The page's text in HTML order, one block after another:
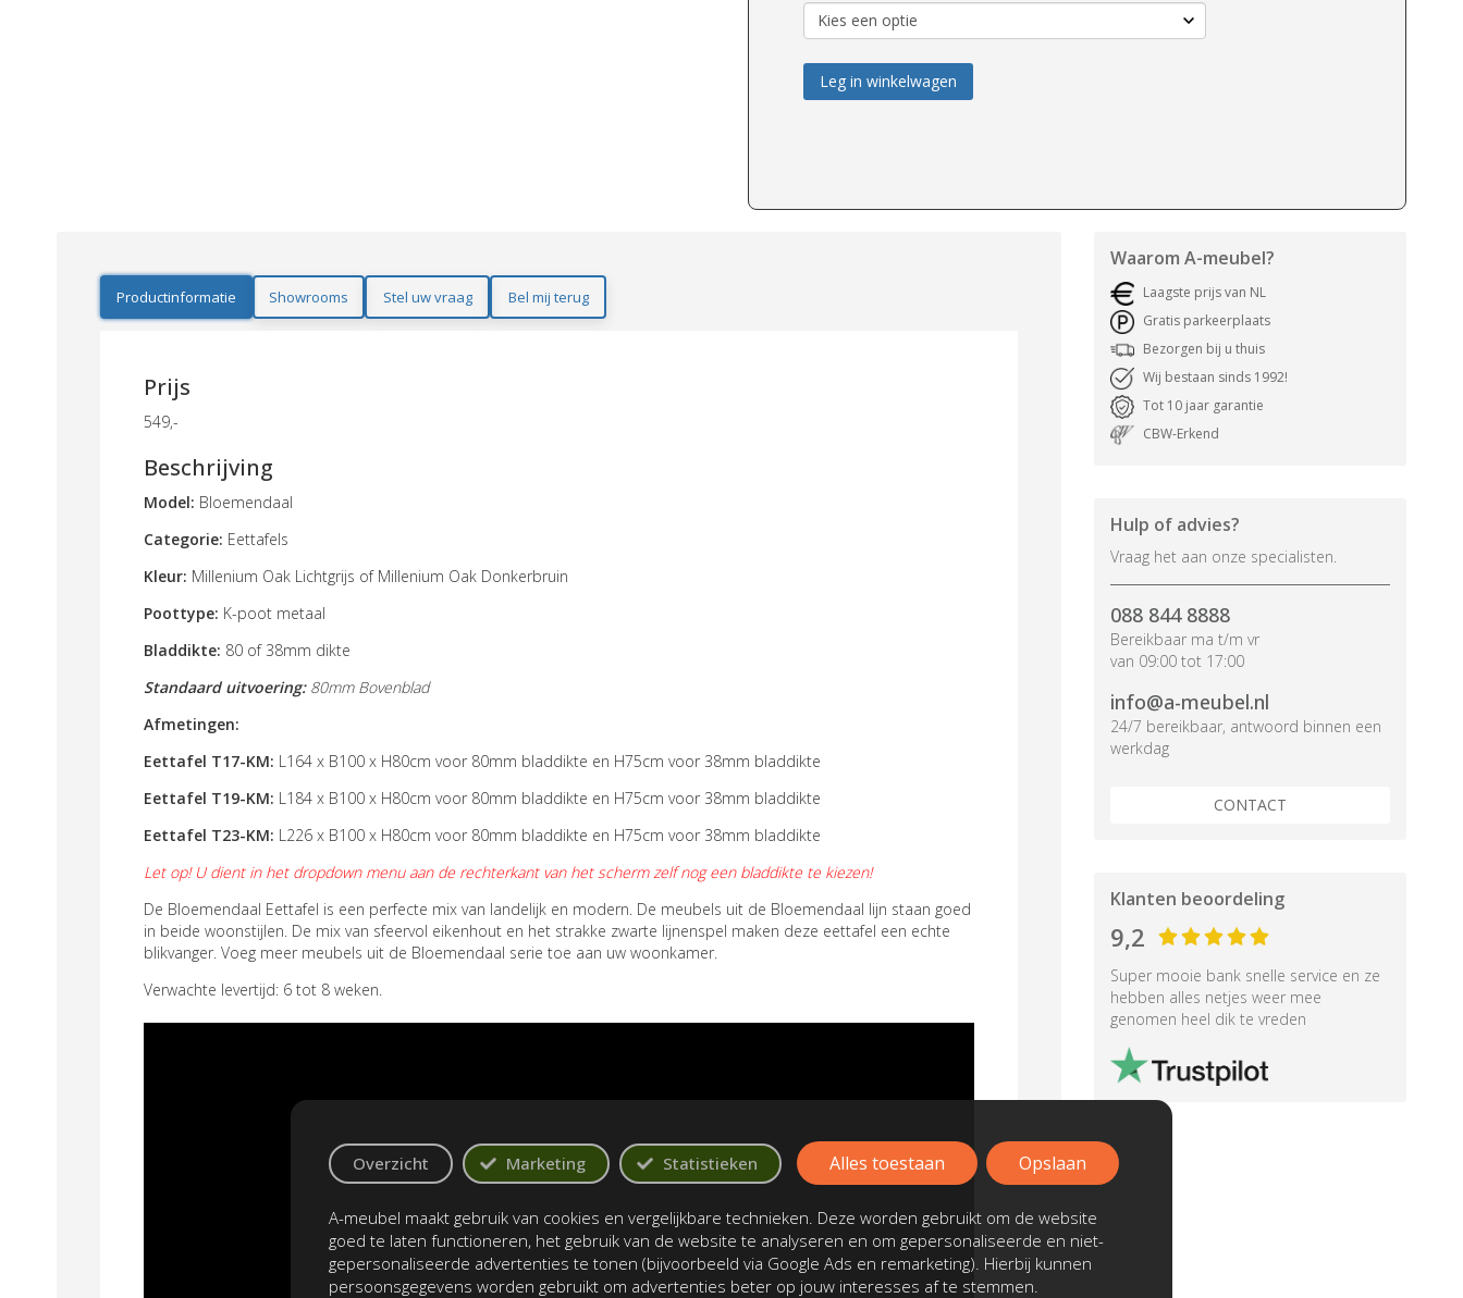
Leg in winkelwagen
Productinformatie Showrooms Stel uw vraag Bel mij terug
Prijs
549,-
Beschrijving
Model: Bloemendaal
Categorie: Eettafels
Kleur: Millenium Oak Lichtgrijs of Millenium Oak Donkerbruin
Poottype: K-poot metaal
Bladdikte: 80 of 38mm dikte
Standaard uitvoering:80mm Bovenblad
Afmetingen:
Eettafel T17-KM: L164 x B100 x H80cm voor 80mm bladdikte en H75cm voor 38mm bladdikte
Eettafel T19-KM: L184 x B100 x H80cm voor 80mm bladdikte en H75cm voor 38mm bladdikte
Eettafel T23-KM: L226 x B100 x H80cm voor 80mm bladdikte en H75cm voor 38mm bladdikte
Let op! U dient in het dropdown menu aan de rechterkant van het scherm zelf nog een bladdikte te kiezen!
De Bloemendaal Eettafel is een perfecte mix van landelijk en modern. De meubels uit de Bloemendaal lijn staan goed
in beide woonstijlen. De mix van sfeervol eikenhout en het strakke zwarte lijnenspel maken deze eettafel een echte
blikvanger. Voeg meer meubels uit de Bloemendaal serie toe aan uw woonkamer.
Verwachte levertijd: 6 tot 8 weken.
Waarom A-meubel?
Laagste prijs van NL
Gratis parkeerplaats
Bezorgen bij u thuis
Wij bestaan sinds 1992!
Tot 10 jaar garantie
CBW-Erkend
Hulp of advies?
Vraag het aan onze specialisten.
088 844 8888
Bereikbaar ma t/m vr
van 09:00 tot 17:00
info@a-meubel.nl
24/7 bereikbaar, antwoord binnen een
werkdag
CONTACT
Klanten beoordeling
9,2
Super mooie bank snelle service en ze
hebben alles netjes weer mee
genomen heel dik te vreden
Overzicht Marketing Statistieken
A-meubel maakt gebruik van cookies en vergelijkbare technieken. Deze worden gebruikt om de website
goed te laten functioneren, het gebruik van de website te analyseren en om gepersonaliseerde en niet-
gepersonaliseerde advertenties te tonen (bijvoorbeeld via Google Ads en remarketing). Hierbij kunnen
persoonsgegevens worden gebruikt om advertenties beter op jouw interesses af te stemmen.
Alles toestaan Opslaan